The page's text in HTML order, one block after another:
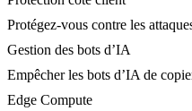
Protégez-vous contre les
Gestion des bots d’IA
Empêcher les bots d’IA de
Edge Compute